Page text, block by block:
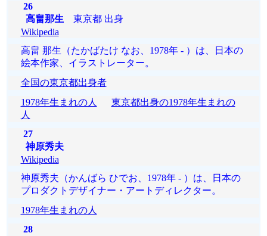
26
高畠那生 東京都 出身
Wikipedia
高畠 那生（たかばたけ なお、1978年 - ）は、日本の
絵本作家、イラストレーター。
全国の東京都出身者
1978年生まれの人
東京都出身の1978年生まれの
人
27
神原秀夫
Wikipedia
神原秀夫（かんばら ひでお、1978年 - ）は、日本の
プロダクトデザイナー・アートディレクター。
1978年生まれの人
28